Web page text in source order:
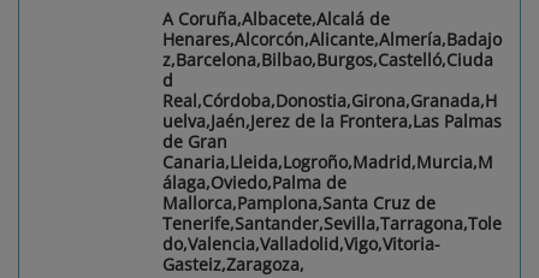
A Coruña,Albacete,Alcalá de
Henares,Alcorcón,Alicante,Almería,Badajo
z,Barcelona,Bilbao,Burgos,Castelló,Ciuda
d
Real,Córdoba,Donostia,Girona,Granada,H
uelva,Jaén,Jerez de la Frontera,Las Palmas
de Gran
Canaria,Lleida,Logroño,Madrid,Murcia,M
álaga,Oviedo,Palma de
Mallorca,Pamplona,Santa Cruz de
Tenerife,Santander,Sevilla,Tarragona,Tole
do,Valencia,Valladolid,Vigo,Vitoria-
Gasteiz,Zaragoza,